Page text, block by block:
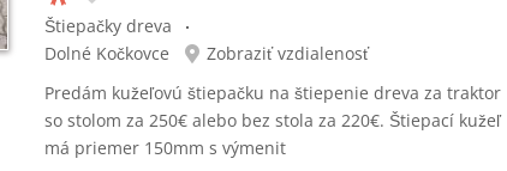
Štiepačky dreva
Dolné Kočkovce
Zobraziť vzdialenosť
Predám kužeľovú štiepačku na štiepenie dreva za traktor
so stolom za 250€ alebo bez stola za 220€. Štiepací kužeľ
má priemer 150mm s výmenit